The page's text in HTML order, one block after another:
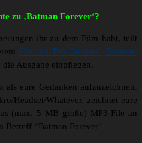
zu ‚Batman Forever‘?
ihr zu dem Film habt, teilt
Cast zu Tim Burtons ‚Batman‘
Ausgabe einpflegen.
eure Gedanken aufzuzeichnen.
Headset/Whatever, zeichnet eure
(max. 5 MB große) MP3-File an
Betreff “Batman Forever″